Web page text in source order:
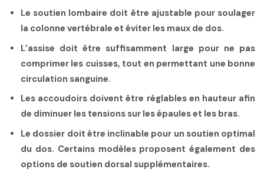
Le soutien lombaire doit être ajustable pour soulager
la colonne vertébrale et éviter les maux de dos.
L’assise doit être suffisamment large pour ne pas
comprimer les cuisses, tout en permettant une bonne
circulation sanguine.
Les accoudoirs doivent être réglables en hauteur afin
de diminuer les tensions sur les épaules et les bras.
Le dossier doit être inclinable pour un soutien optimal
du dos. Certains modèles proposent également des
options de soutien dorsal supplémentaires.